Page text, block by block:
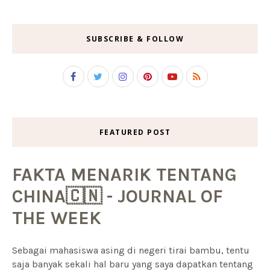
SUBSCRIBE & FOLLOW
FEATURED POST
FAKTA MENARIK TENTANG
CHINA🇨🇳 - JOURNAL OF
THE WEEK
Sebagai mahasiswa asing di negeri tirai bambu, tentu
saja banyak sekali hal baru yang saya dapatkan tentang